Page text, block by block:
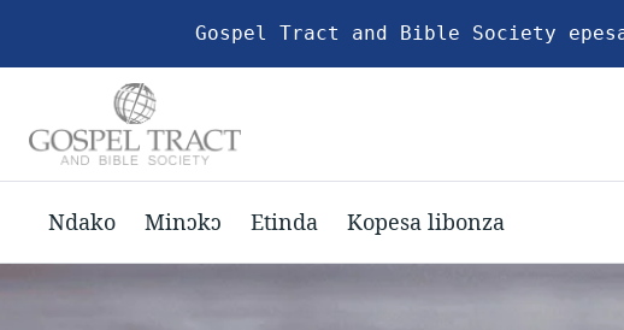
Gospel Tract and Bible Society
Ndako Minɔkɔ Etinda Kopesa libonza